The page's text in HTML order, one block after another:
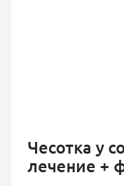
Чесотка у
лечение +